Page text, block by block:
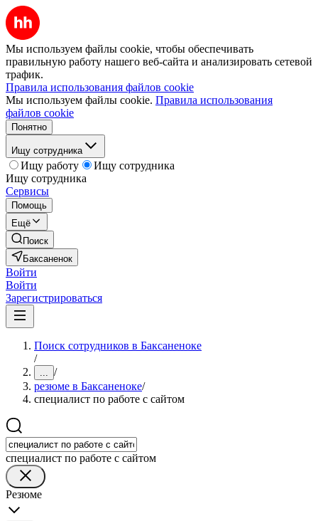
Мы используем файлы cookie, чтобы обеспечивать
правильную работу нашего веб-сайта и анализировать сетевой
трафик.
Правила использования файлов cookie
Мы используем файлы cookie. Правила использования
файлов cookie
Понятно
Ищу сотрудника
Ищу работу
Ищу сотрудника
Ищу сотрудника
Сервисы
Помощь
Ещё
Поиск
Баксаненок
Войти
Войти
Зарегистрироваться
Поиск сотрудников в Баксаненоке
/
... /
резюме в Баксаненоке/
специалист по работе с сайтом
специалист по работе с сайтом
Резюме